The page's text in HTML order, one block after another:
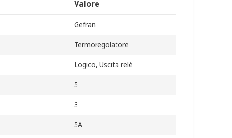
Valore
Gefran
Termoregolatore
Logico, Uscita relè
5
3
5A